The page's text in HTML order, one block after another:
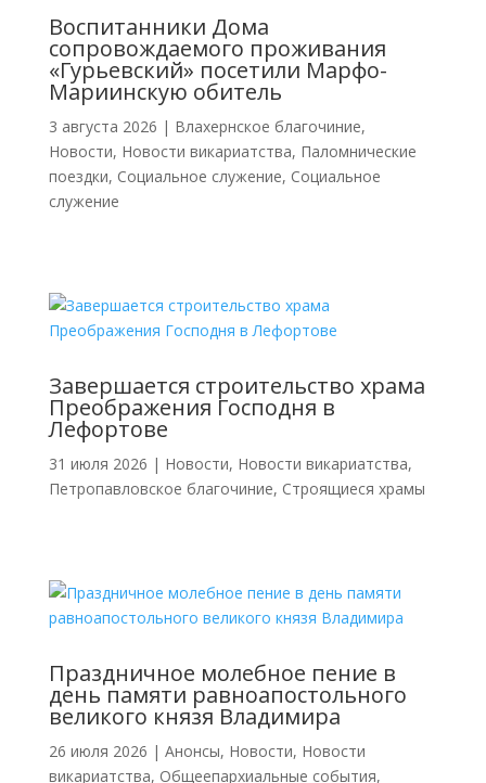
Воспитанники Дома
сопровождаемого проживания
«Гурьевский» посетили Марфо-
Мариинскую обитель
3 августа 2026 | Влахернское благочиние,
Новости, Новости викариатства, Паломнические
поездки, Социальное служение, Социальное
служение
Завершается строительство храма
Преображения Господня в
Лефортове
31 июля 2026 | Новости, Новости викариатства,
Петропавловское благочиние, Строящиеся храмы
Праздничное молебное пение в
день памяти равноапостольного
великого князя Владимира
26 июля 2026 | Анонсы, Новости, Новости
викариатства, Общеепархиальные события,